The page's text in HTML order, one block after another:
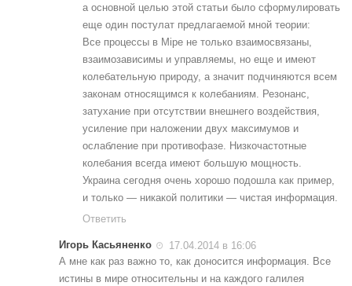
а основной целью этой статьи было сформулировать
еще один постулат предлагаемой мной теории:
Все процессы в Мiре не только взаимосвязаны,
взаимозависимы и управляемы, но еще и имеют
колебательную природу, а значит подчиняются всем
законам относящимся к колебаниям. Резонанс,
затухание при отсутствии внешнего воздействия,
усиление при наложении двух максимумов и
ослабление при противофазе. Низкочастотные
колебания всегда имеют большую мощность.
Украина сегодня очень хорошо подошла как пример,
и только — никакой политики — чистая информация.
Ответить
Игорь Касьяненко
17.04.2014 в 16:06
А мне как раз важно то, как доносится информация. Все
истины в мире относительны и на каждого галилея